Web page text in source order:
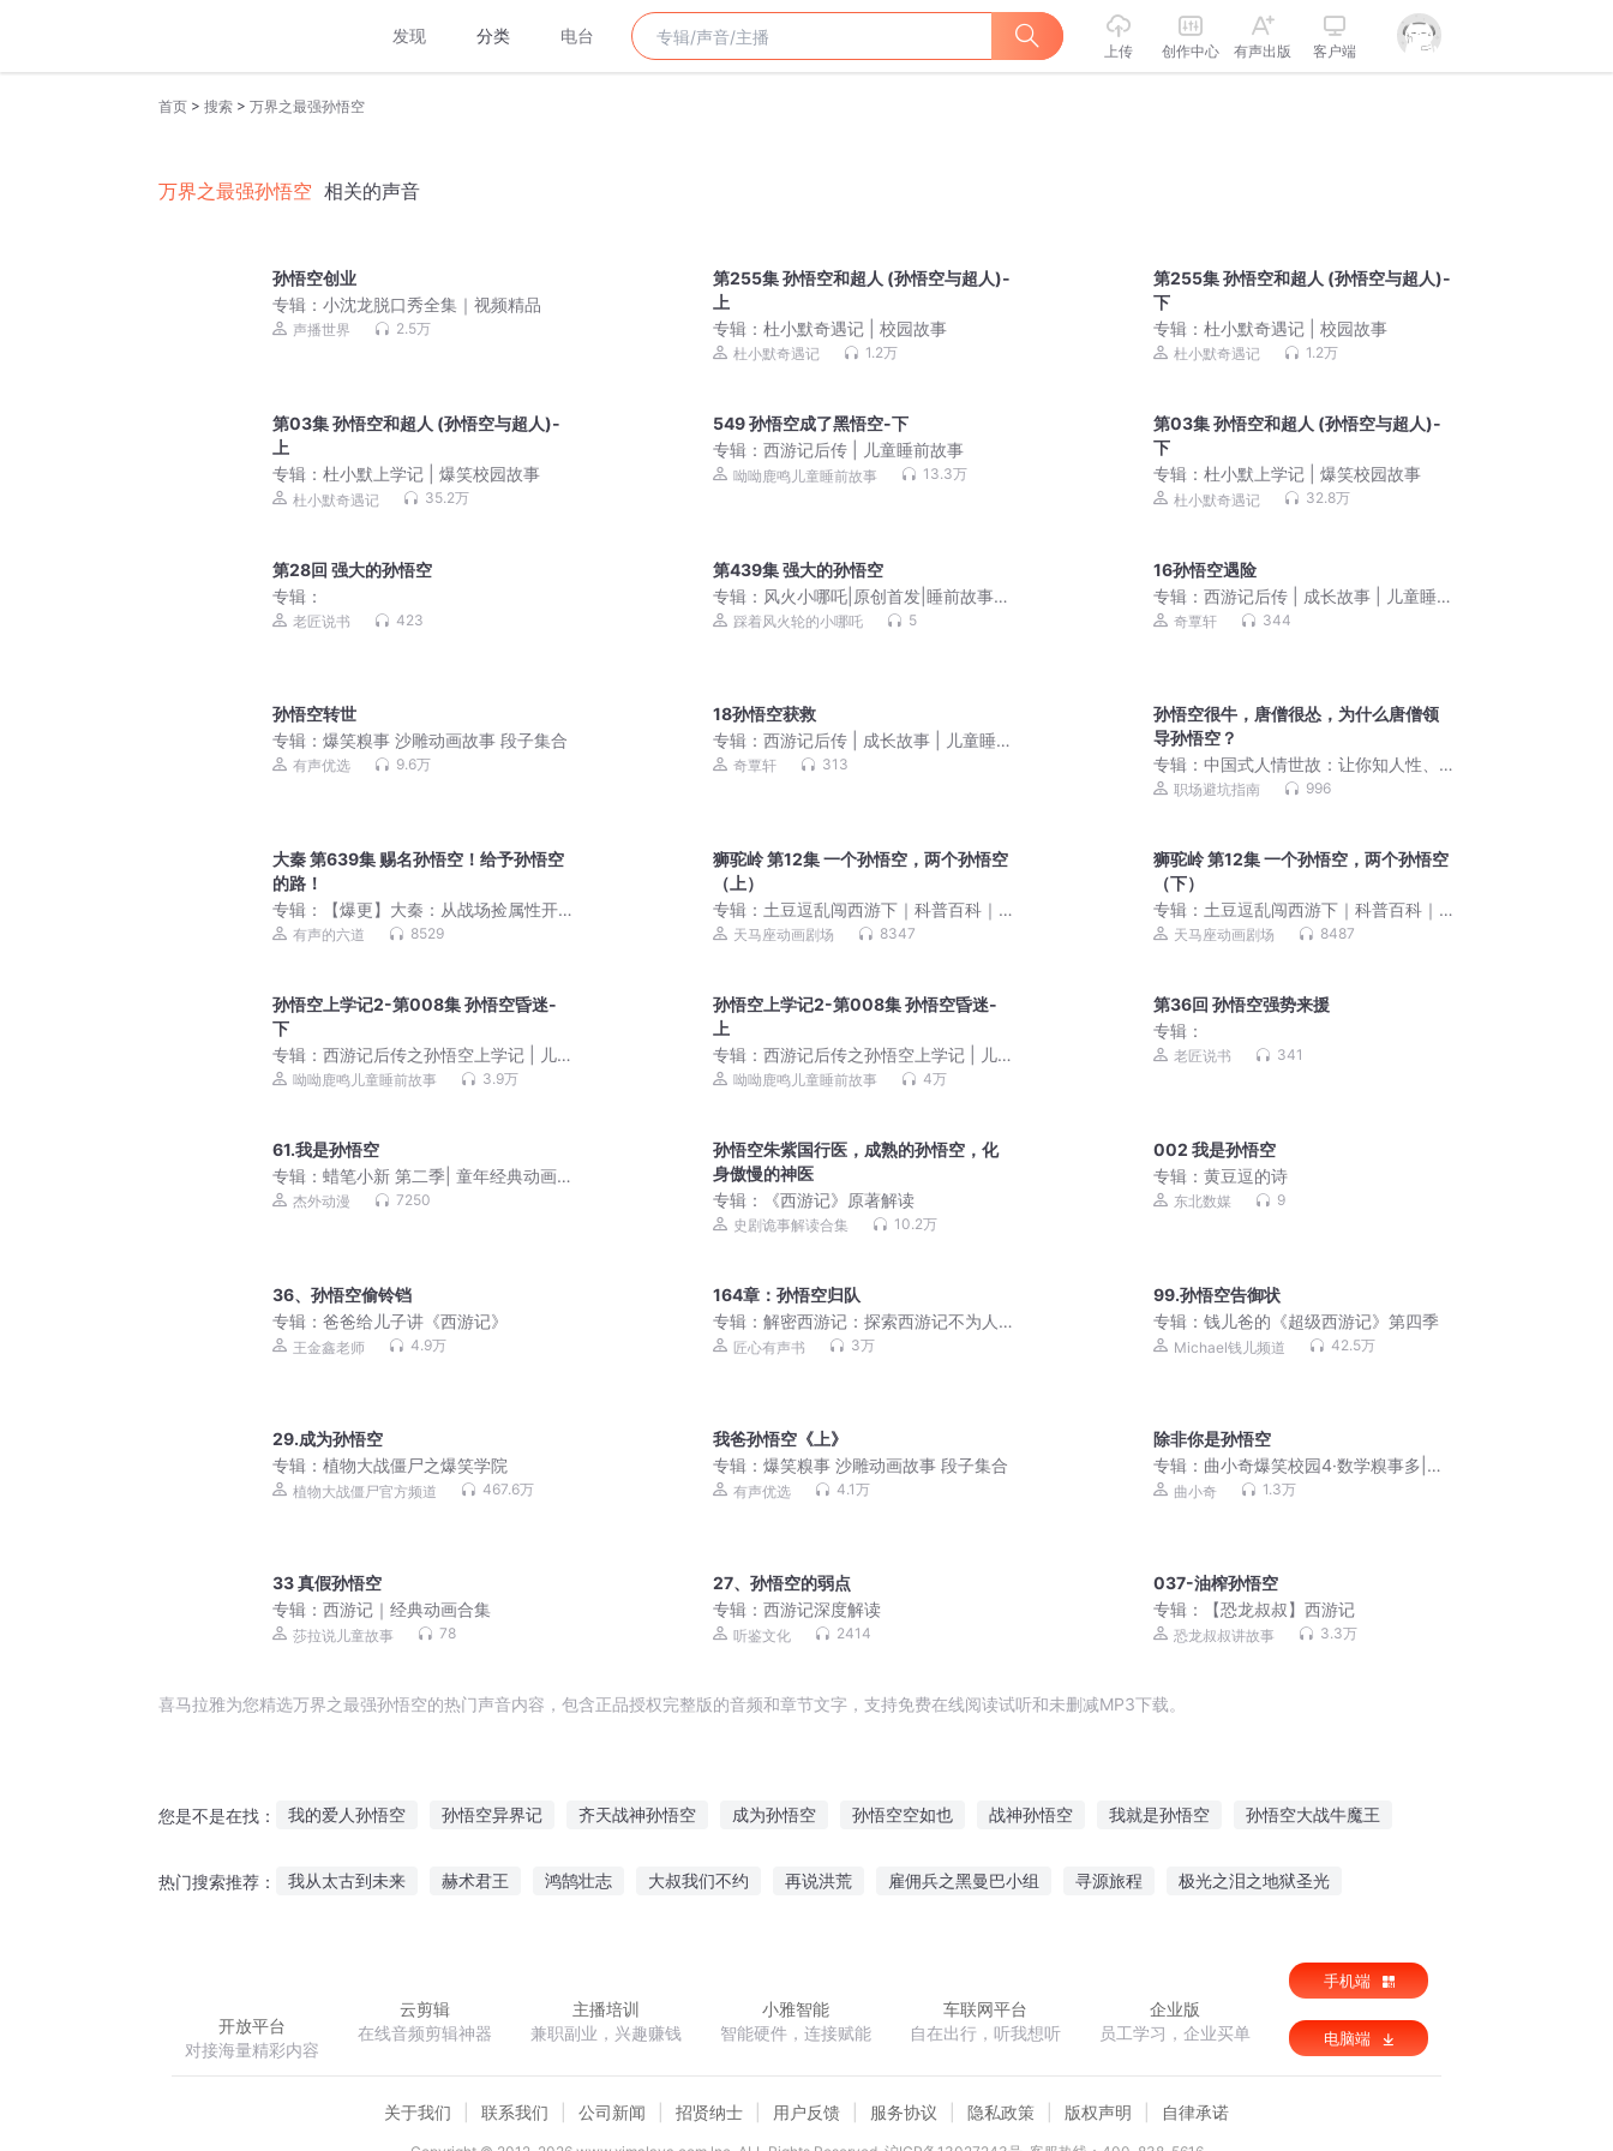
发现 分类 电台
上传 创作中心 有声出版 客户端
首页 > 搜索 > 万界之最强孙悟空
万界之最强孙悟空 相关的声音
孙悟空创业
专辑： 小沈龙脱口秀全集｜视频精品
声播世界 2.5万
第255集 孙悟空和超人 (孙悟空与超人)-
上
专辑：杜小默奇遇记 | 校园故事
杜小默奇遇记 1.2万
第255集 孙悟空和超人 (孙悟空与超人)-
下
专辑：杜小默奇遇记 | 校园故事
杜小默奇遇记 1.2万
第03集 孙悟空和超人 (孙悟空与超人)-
上
专辑： 杜小默上学记 | 爆笑校园故事
杜小默奇遇记 35.2万
549 孙悟空成了黑悟空-下
专辑：西游记后传 | 儿童睡前故事
呦呦鹿鸣儿童睡前故事 13.3万
第03集 孙悟空和超人 (孙悟空与超人)-
下
专辑：杜小默上学记 | 爆笑校园故事
杜小默奇遇记 32.8万
第28回 强大的孙悟空
专辑：
老匠说书 423
第439集 强大的孙悟空
专辑： 风火小哪吒|原创首发|睡前故事|
正版大合集
踩着风火轮的小哪吒 5
16孙悟空遇险
专辑：西游记后传 | 成长故事 | 儿童睡前
故事奇覃轩 344
孙悟空转世
专辑： 爆笑糗事 沙雕动画故事 段子集合
有声优选 9.6万
18孙悟空获救
专辑：西游记后传 | 成长故事 | 儿童睡前
故事奇覃轩 313
孙悟空很牛，唐僧很怂，为什么唐僧领
导孙悟空？
专辑：中国式人情世故：让你知人性、
懂人心、通人情
职场避坑指南 996
大秦 第639集 赐名孙悟空！给予孙悟空
的路！
专辑：
【爆更】大秦：从战场捡属性开
始无敌丨系统流爽文丨历史穿越丨热血
有声的六道 8529
狮驼岭 第12集 一个孙悟空，两个孙悟空
（上）
专辑： 土豆逗乱闯西游下｜科普百科｜
睡前故事
天马座动画剧场 8347
狮驼岭 第12集 一个孙悟空，两个孙悟空
（下）
专辑： 土豆逗乱闯西游下｜科普百科｜
睡前故事
天马座动画剧场 8487
孙悟空上学记2-第008集 孙悟空昏迷-
下
专辑： 西游记后传之孙悟空上学记 | 儿
童睡前故事
呦呦鹿鸣儿童睡前故事 3.9万
孙悟空上学记2-第008集 孙悟空昏迷-
上
专辑：西游记后传之孙悟空上学记 | 儿
童睡前故事
呦呦鹿鸣儿童睡前故事 4万
第36回 孙悟空强势来援
专辑：
老匠说书 341
61.我是孙悟空
专辑： 蜡笔小新 第二季| 童年经典动画
原声音频
杰外动漫 7250
孙悟空朱紫国行医，成熟的孙悟空，化
身傲慢的神医
专辑：
《西游记》原著解读
史剧诡事解读合集 10.2万
002 我是孙悟空
专辑：黄豆逗的诗
东北数媒 9
36、孙悟空偷铃铛
专辑： 爸爸给儿子讲《西游记》
王金鑫老师 4.9万
164章：孙悟空归队
专辑：解密西游记：探索西游记不为人
知的一面 厚黑学 博弈
匠心有声书 3万
99.孙悟空告御状
专辑：钱儿爸的《超级西游记》第四季
Michael钱儿频道 42.5万
29.成为孙悟空
专辑： 植物大战僵尸之爆笑学院
植物大战僵尸官方频道 467.6万
我爸孙悟空《上》
专辑：爆笑糗事 沙雕动画故事 段子集合
有声优选 4.1万
除非你是孙悟空
专辑： 曲小奇爆笑校园4·数学糗事多|小
学生笑话
曲小奇 1.3万
33 真假孙悟空
专辑： 西游记｜经典动画合集
莎拉说儿童故事 78
27、孙悟空的弱点
专辑：西游记深度解读
听鉴文化 2414
037-油榨孙悟空
专辑：
【恐龙叔叔】西游记
恐龙叔叔讲故事 3.3万
喜马拉雅为您精选万界之最强孙悟空的热门声音内容，包含正品授权完整版的音频和章节文字，支持免费在线阅读试听和未删减MP3下载。
您是不是在找： 我的爱人孙悟空 孙悟空异界记 齐天战神孙悟空 成为孙悟空 孙悟空空如也 战神孙悟空 我就是孙悟空 孙悟空大战牛魔王
万界战神孙悟空 俺不是孙悟空 我不是孙悟空 妖王孙悟空 大妖孙悟空 大魔王孙悟空 妖圣孙悟空 孙悟空的新传说
热门搜索推荐： 我从太古到未来 赫术君王 鸿鹄壮志 大叔我们不约 再说洪荒 雇佣兵之黑曼巴小组 寻源旅程 极光之泪之地狱圣光
开放平台
对接海量精彩内容
云剪辑
在线音频剪辑神器
主播培训
兼职副业，兴趣赚钱
小雅智能
智能硬件，连接赋能
车联网平台
自在出行，听我想听
企业版
员工学习，企业买单
手机端
电脑端
关于我们 联系我们 公司新闻 招贤纳士 用户反馈 服务协议 隐私政策 版权声明 自律承诺